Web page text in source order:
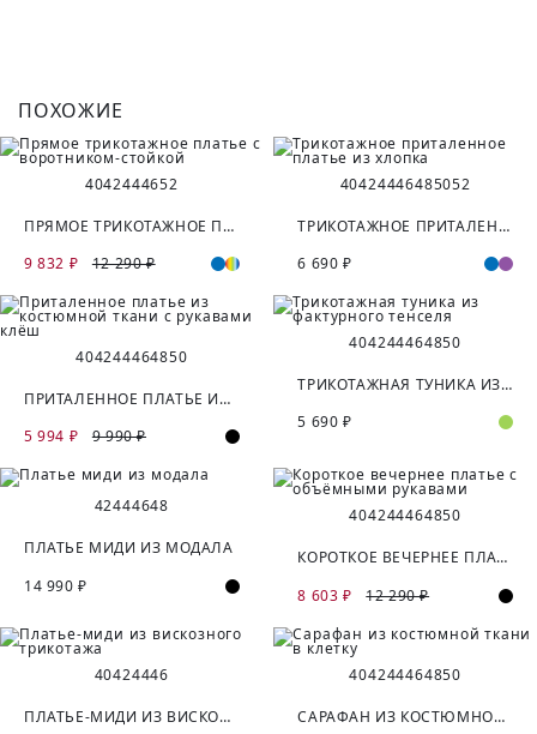
ПОХОЖИЕ
4042444652
ПРЯМОЕ ТРИКОТАЖНОЕ ПЛАТЬЕ С ВОРОТНИКОМ-СТОЙКОЙ
9 832 ₽
12 290 ₽
40424446485052
ТРИКОТАЖНОЕ ПРИТАЛЕННОЕ ПЛАТЬЕ ИЗ ХЛОПКА
6 690 ₽
404244464850
ПРИТАЛЕННОЕ ПЛАТЬЕ ИЗ КОСТЮМНОЙ ТКАНИ С РУКАВАМИ КЛЁШ
5 994 ₽
9 990 ₽
404244464850
ТРИКОТАЖНАЯ ТУНИКА ИЗ ФАКТУРНОГО ТЕНСЕЛЯ
5 690 ₽
42444648
ПЛАТЬЕ МИДИ ИЗ МОДАЛА
14 990 ₽
404244464850
КОРОТКОЕ ВЕЧЕРНЕЕ ПЛАТЬЕ С ОБЪЁМНЫМИ РУКАВАМИ
8 603 ₽
12 290 ₽
40424446
ПЛАТЬЕ-МИДИ ИЗ ВИСКОЗНОГО ТРИКОТАЖА
404244464850
САРАФАН ИЗ КОСТЮМНОЙ ТКАНИ В КЛЕТКУ